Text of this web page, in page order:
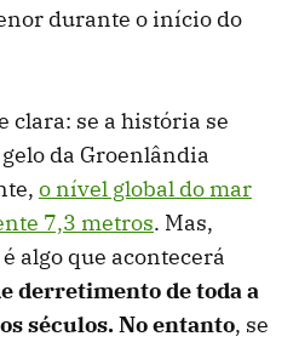
durante o início do
clara: se a história se
da Groenlândia
o nível global do mar
7,3 metros. Mas,
algo que acontecerá
derretimento de toda a
séculos. No entanto, se